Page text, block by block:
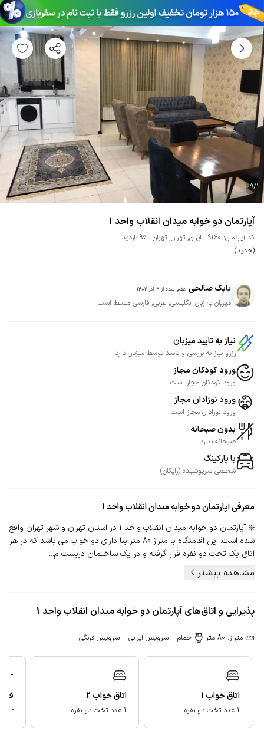
9/1
آپارتمان دو خوابه میدان انقلاب واحد 1
کد آپارتمان: 9160 ایران, تهران, تهران
95 بازدید
(جدید)
بابک صالحی عضو شده از 6 آذر 1402
میزبان به زبان انگلیسی, عربی, فارسی مسلط است
نیاز به تایید میزبان
رزرو نیاز به بررسی و تایید توسط میزبان دارد.
ورود کودکان مجاز
ورود کودکان مجاز است.
ورود نوزادان مجاز
ورود نوزادان مجاز است.
بدون صبحانه
صبحانه ندارد.
با پارکینگ
شخصی سرپوشیده (رایگان)
معرفیآپارتمان دو خوابه میدان انقلاب واحد 1
❇️ آپارتمان دو خوابه میدان انقلاب واحد 1 در استان تهران و شهر تهران واقع
شده است. این اقامتگاه با متراژ 80 متر بنا دارای دو خواب می باشد که در هر
اتاق یک تخت دو نفره قرار گرفته و در یک ساختمان دربست م...
مشاهده بیشتر
پذیرایی و اتاق‌های آپارتمان دو خوابه میدان انقلاب واحد 1
متراژ: 80 متر حمام + سرویس ایرانی + سرویس فرنگی
اتاق خواب 1
1 عدد تخت دو نفره
اتاق خواب 2
1 عدد تخت دو نفره
-
-